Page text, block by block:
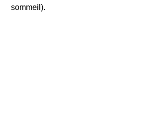
sommeil).